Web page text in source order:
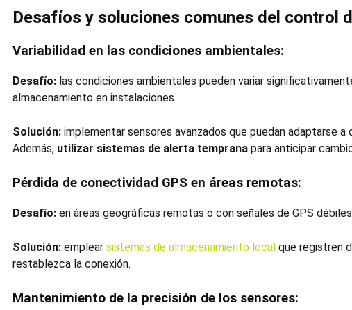
Desafíos y soluciones comunes del control
Variabilidad en las condiciones ambientales:
Desafío: las condiciones ambientales pueden variar
almacenamiento en instalaciones.
Solución: implementar sensores avanzados que puedan adaptarse
Además, utilizar sistemas de alerta temprana para anticipar
Pérdida de conectividad GPS en áreas remotas:
Desafío: en áreas geográficas remotas o con señales de GPS
Solución: emplear sistemas de almacenamiento local que registren
restablezca la conexión.
Mantenimiento de la precisión de los sensores: